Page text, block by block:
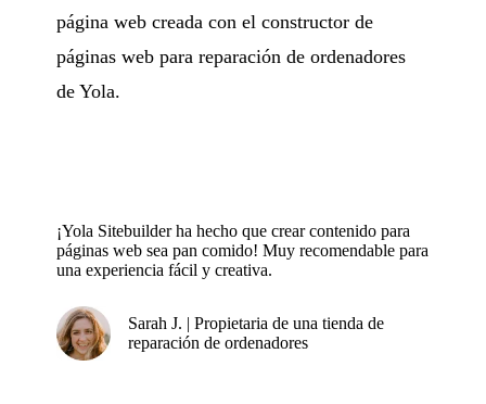
página web creada con el constructor de
páginas web para reparación de ordenadores
de Yola.
¡Yola Sitebuilder ha hecho que crear contenido para
páginas web sea pan comido! Muy recomendable para
una experiencia fácil y creativa.
Sarah J. | Propietaria de una tienda de
reparación de ordenadores